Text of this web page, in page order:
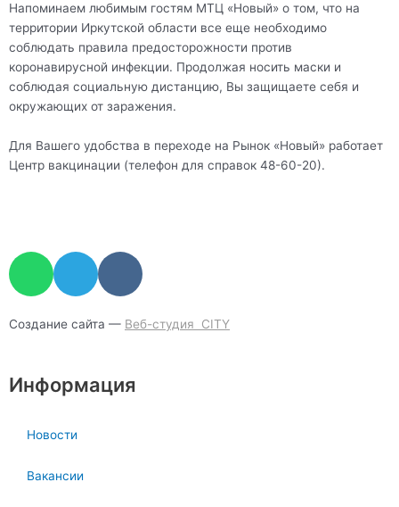
Напоминаем любимым гостям МТЦ «Новый» о том, что на
территории Иркутской области все еще необходимо
соблюдать правила предосторожности против
коронавирусной инфекции. Продолжая носить маски и
соблюдая социальную дистанцию, Вы защищаете себя и
окружающих от заражения.
Для Вашего удобства в переходе на Рынок «Новый» работает
Центр вакцинации (телефон для справок 48-60-20).
W
t
a
p
T
e
a
V
Создание сайта — Веб-студия CITY
Информация
Новости
Вакансии